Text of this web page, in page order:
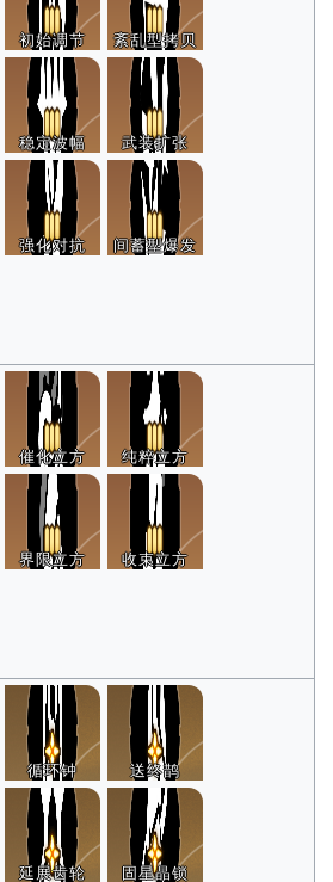
初始调节 紊乱型拷贝
稳定波幅 武装扩张
强化对抗 间蓄型爆发
催化立方 纯粹立方
界限立方 收束立方
循环钟 送终鹊
延展齿轮 固星晶锁